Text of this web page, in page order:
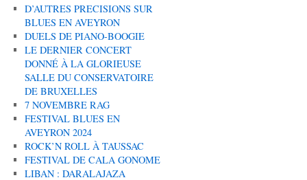
D’AUTRES PRECISIONS SUR
BLUES EN AVEYRON
DUELS DE PIANO-BOOGIE
LE DERNIER CONCERT
DONNÉ À LA GLORIEUSE
SALLE DU CONSERVATOIRE
DE BRUXELLES
7 NOVEMBRE RAG
FESTIVAL BLUES EN
AVEYRON 2024
ROCK’N ROLL À TAUSSAC
FESTIVAL DE CALA GONOME
LIBAN : DARALAJAZA